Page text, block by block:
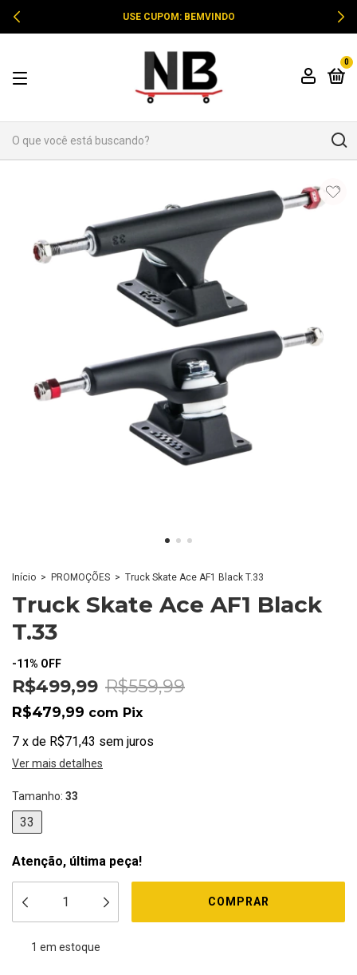
USE CUPOM: BEMVINDO
0
Início > PROMOÇÕES > Truck Skate Ace AF1 Black T.33
Truck Skate Ace AF1 Black
T.33
-11% OFF
R$499,99 R$559,99
R$479,99 com Pix
7 x de R$71,43 sem juros
Ver mais detalhes
Tamanho: 33
33
Atenção, última peça!
1 em estoque